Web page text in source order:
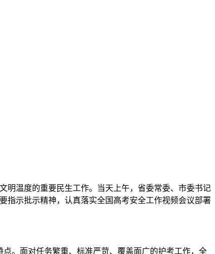
明温度的重要民生工作。当天上午，省委常委、市委书记
指示批示精神，认真落实全国高考安全工作视频会议部署
。面对任务繁重、标准严苛、覆盖面广的护考工作，全